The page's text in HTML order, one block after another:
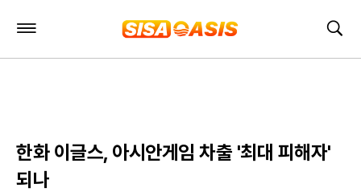
검
주
펼
치
기
한화 이글스, 아시안게임 차출 '최대 피해자'
되나